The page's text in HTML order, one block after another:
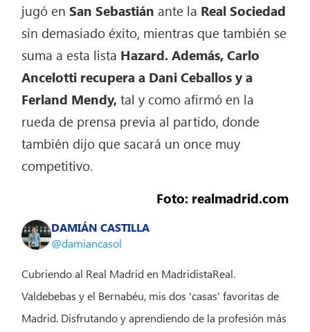
jugó en San Sebastián ante la Real Sociedad
sin demasiado éxito, mientras que también se
suma a esta lista Hazard. Además, Carlo
Ancelotti recupera a Dani Ceballos y a
Ferland Mendy,tal y como afirmó en la
rueda de prensa previa al partido, donde
también dijo que sacará un once muy
competitivo.
Foto: realmadrid.com
DAMIÁN CASTILLA
@damiancasol
Cubriendo al Real Madrid en MadridistaReal.
Valdebebas y el Bernabéu, mis dos 'casas' favoritas de
Madrid. Disfrutando y aprendiendo de la profesión más